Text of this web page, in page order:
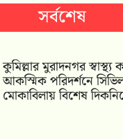
সর্বশেষ
কুমিল্লার মুরাদনগর স্বাস্থ্য
আকস্মিক পরিদর্শনে
মোকাবিলায় বিশেষ